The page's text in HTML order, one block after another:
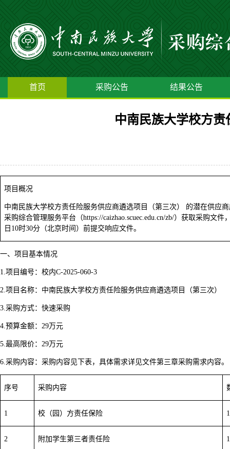
首页 采购公告 结果公告
中南民族大学校方
项目概况
中南民族大学校方责任险服务供应商遴选项目（第三次） 的潜在供应
采购综合管理服务平台（https://caizhao.scuec.edu.cn/zb/）获取采购文件
日10时30分（北京时间）前提交响应文件。
一、项目基本情况
1.项目编号：校内C-2025-060-3
2.项目名称：中南民族大学校方责任险服务供应商遴选项目（第三次）
3.采购方式：快速采购
4.预算金额：29万元
5.最高限价：29万元
6.采购内容：采购内容见下表，具体需求详见文件第三章采购需求内容。
序号 采购内容
1 校（园）方责任保险 1
2 附加学生第三者责任险 1